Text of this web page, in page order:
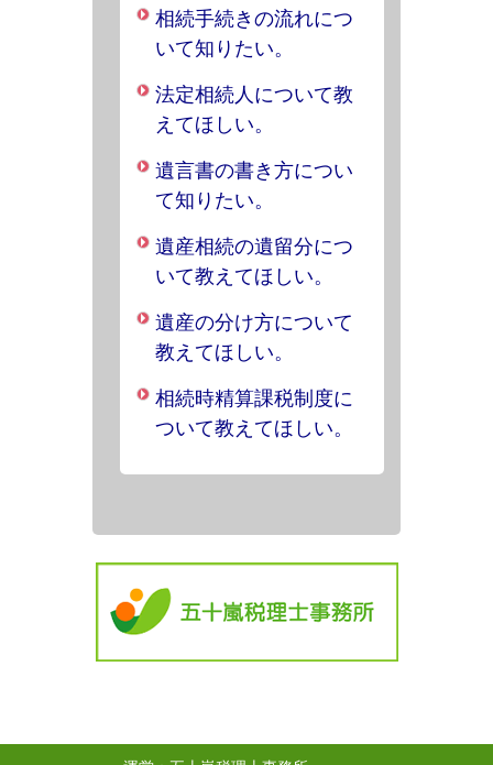
相続手続きの流れにつ
いて知りたい。
法定相続人について教
えてほしい。
遺言書の書き方につい
て知りたい。
遺産相続の遺留分につ
いて教えてほしい。
遺産の分け方について
教えてほしい。
相続時精算課税制度に
ついて教えてほしい。